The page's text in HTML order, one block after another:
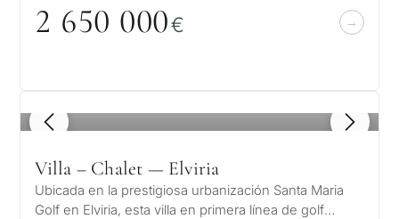
2 650 000€
1 / 8
Villa – Chalet — Elviria
Ubicada en la prestigiosa urbanización Santa Maria
Golf en Elviria, esta villa en primera línea de golf